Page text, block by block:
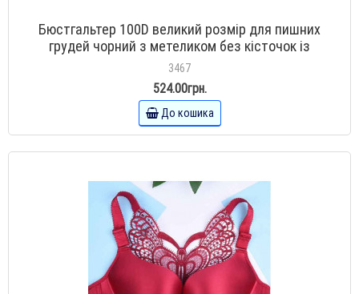
Бюстгальтер 100D великий розмір для пишних
грудей чорний з метеликом без кісточок із
застібкою спереду
3467
524.00грн.
До кошика